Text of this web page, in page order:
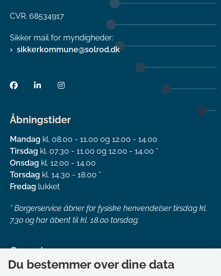
CVR. 68534917
Sikker mail for myndigheder:
sikkerkommune@solrod.dk
Åbningstider
Mandag kl. 08.00 - 11.00 og 12.00 - 14.00
Tirsdag kl. 07.30 - 11.00 og 12.00 - 14.00 *
Onsdag kl. 12.00 - 14.00
Torsdag kl. 14.30 - 18.00 *
Fredag lukket
* Borgerservice åbner for fysiske henvendelser tirsdag kl.
7.30 og har åbent til kl. 18.00 torsdag.
Genveje
Om kommunen
Du bestemmer over dine data